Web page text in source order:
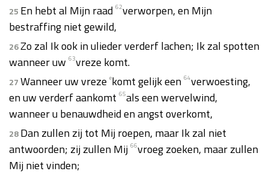
25 En hebt al Mijn raad 62verworpen, en Mijn
bestraffing niet gewild,
26Zo zal Ik ook in ulieder verderf lachen; Ik zal spotten
wanneer uw 63vreze komt.
27Wanneer uw vreze ekomt gelijk een 64verwoesting,
en uw verderf aankomt 65als een wervelwind,
wanneer u benauwdheid en angst overkomt,
28Dan zullen zij tot Mij roepen, maar Ik zal niet
antwoorden; zij zullen Mij 66vroeg zoeken, maar zullen
Mij niet vinden;